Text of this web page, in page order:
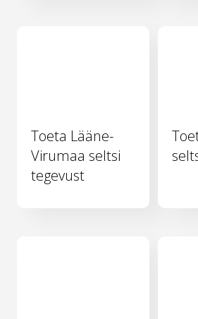
Toeta Lääne-
Virumaa seltsi
tegevust